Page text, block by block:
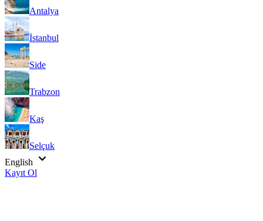
Antalya
İstanbul
Side
Trabzon
Kaş
Selçuk
English
Kayıt Ol